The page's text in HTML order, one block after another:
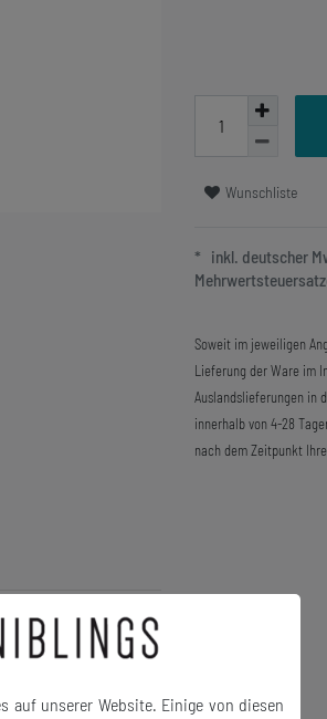
Wunschliste
* inkl. deutscher
Soweit im jeweiligen
Lieferung der Ware im
Auslandslieferungen in
innerhalb von 4-28
nach dem Zeitpunkt
auf unserer Website. Einige von diesen